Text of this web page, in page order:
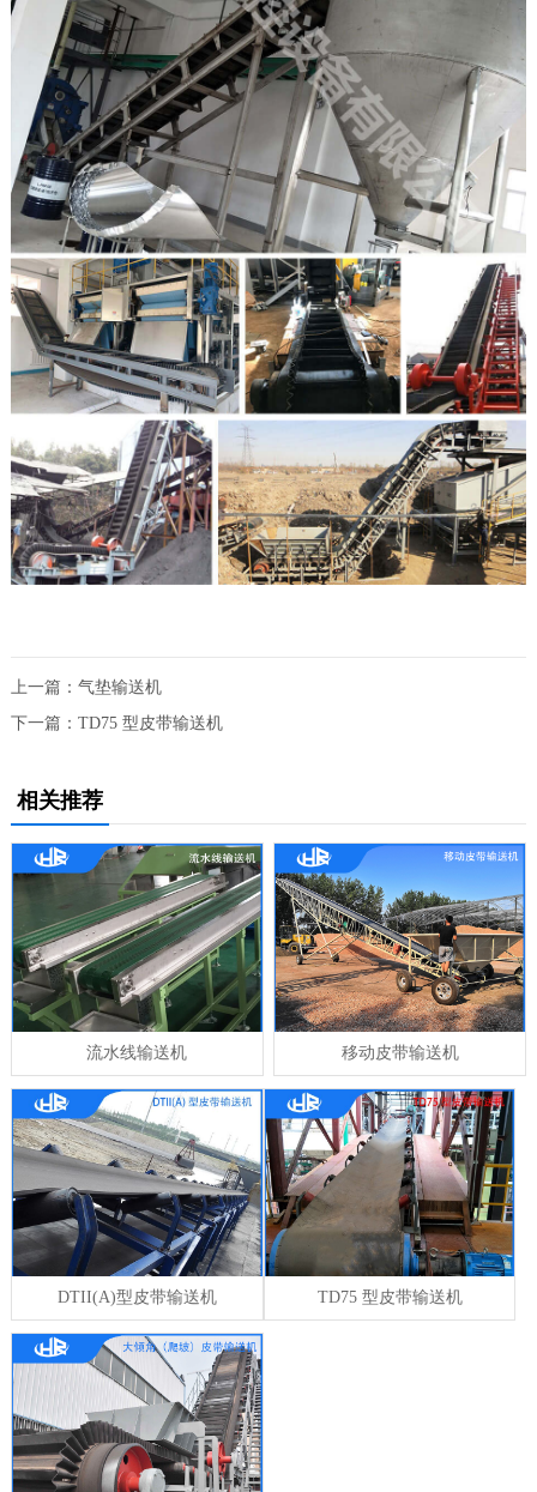
上一篇： 气垫输送机
下一篇： TD75 型皮带输送机
相关推荐
流水线输送机 移动皮带输送机
DTII(A)型皮带输送机 TD75 型皮带输送机